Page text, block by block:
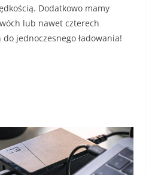
Dodatkowo mamy
lub nawet czterech
jednoczesnego ładowania!